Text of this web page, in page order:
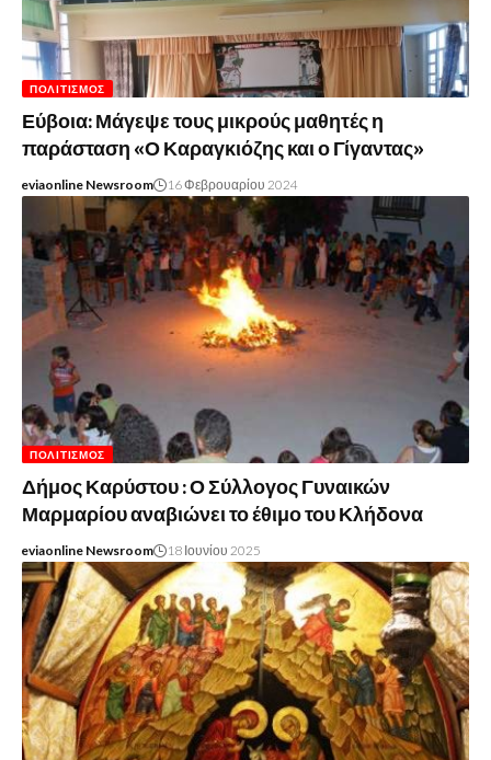
ΠΟΛΙΤΙΣΜΌΣ
Εύβοια: Μάγεψε τους μικρούς μαθητές η
παράσταση «Ο Καραγκιόζης και ο Γίγαντας»
eviaonline Newsroom 16 Φεβρουαρίου 2024
ΠΟΛΙΤΙΣΜΌΣ
Δήμος Καρύστου : Ο Σύλλογος Γυναικών
Μαρμαρίου αναβιώνει το έθιμο του Κλήδονα
eviaonline Newsroom 18 Ιουνίου 2025